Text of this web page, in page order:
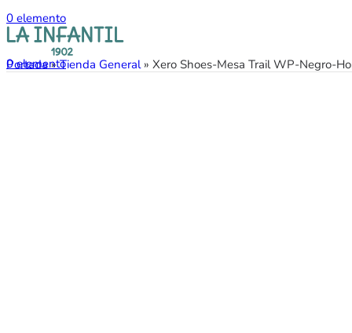
0 elemento
0elemento
Portada»Tienda General» Xero Shoes-Mesa Trail WP-Negro-